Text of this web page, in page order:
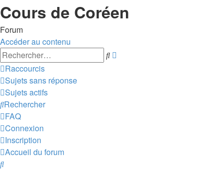
Cours de Coréen
Forum
Accéder au contenu
Rechercher
Raccourcis
Sujets sans réponse
Sujets actifs
Rechercher
FAQ
Connexion
Inscription
Accueil du forum
Rechercher